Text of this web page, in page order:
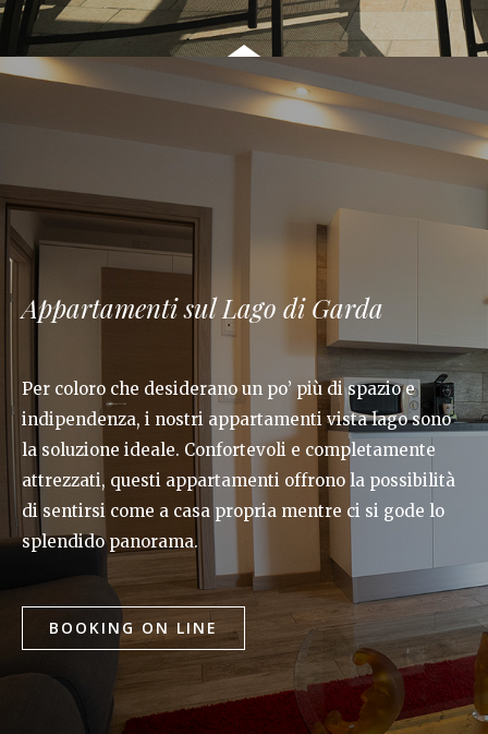
Appartamenti sul Lago di Garda
Per coloro che desiderano un po’ più di spazio e
indipendenza, i nostri appartamenti vista lago sono
la soluzione ideale. Confortevoli e completamente
attrezzati, questi appartamenti offrono la possibilità
di sentirsi come a casa propria mentre ci si gode lo
splendido panorama.
BOOKING ON LINE